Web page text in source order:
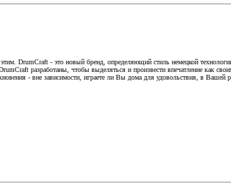
DrumCraft - это новый бренд, определяющий стиль немецкой
разработаны, чтобы выделяться и произвести впечатление как
- вне зависимости, играете ли Вы дома для удовольствия, в Вашей